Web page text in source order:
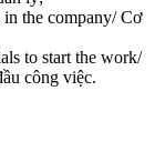
the company/ Cơ
to start the work/
công việc.